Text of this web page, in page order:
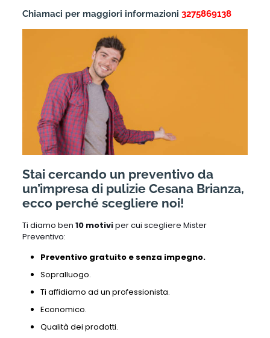
Chiamaci per maggiori informazioni 3275869138
Stai cercando un preventivo da
un’impresa di pulizie Cesana Brianza,
ecco perché scegliere noi!
Ti diamo ben 10 motiviper cui scegliere Mister
Preventivo:
Preventivo gratuito e senza impegno.
Sopralluogo.
Ti affidiamo ad un professionista.
Economico.
Qualità dei prodotti.